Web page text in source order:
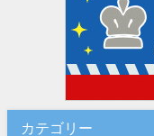
カテゴリー